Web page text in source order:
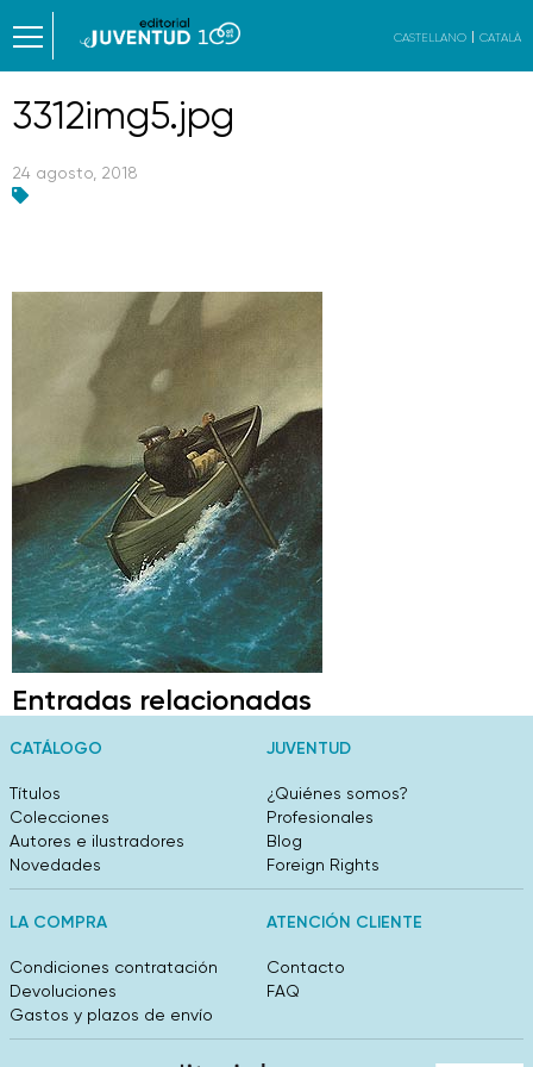
CASTELLANO CATALÀ
3312img5.jpg
24 agosto, 2018
Entradas relacionadas
CATÁLOGO
Títulos
Colecciones
Autores e ilustradores
Novedades
JUVENTUD
¿Quiénes somos?
Profesionales
Blog
Foreign Rights
LA COMPRA
Condiciones contratación
Devoluciones
Gastos y plazos de envío
ATENCIÓN CLIENTE
Contacto
FAQ